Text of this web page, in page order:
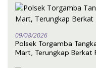
09/08/2026
Polsek Torgamba
Mart, Terungkap Berkat